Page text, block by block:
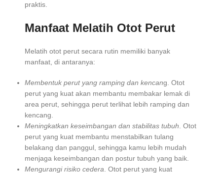
praktis.
Manfaat Melatih Otot Perut
Melatih otot perut secara rutin memiliki banyak
manfaat, di antaranya:
Membentuk perut yang ramping dan kencang. Otot
perut yang kuat akan membantu membakar lemak di
area perut, sehingga perut terlihat lebih ramping dan
kencang.
Meningkatkan keseimbangan dan stabilitas tubuh . Otot
perut yang kuat membantu menstabilkan tulang
belakang dan panggul, sehingga kamu lebih mudah
menjaga keseimbangan dan postur tubuh yang baik.
Mengurangi risiko cedera . Otot perut yang kuat